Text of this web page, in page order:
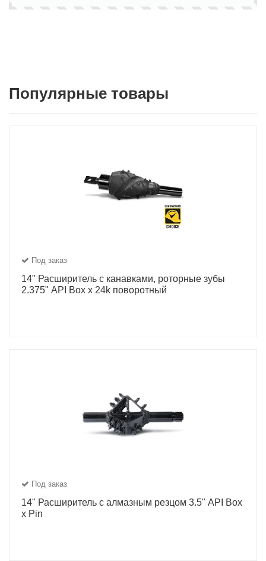
Популярные товары
Под заказ
14" Расширитель с канавками, роторные зубы
2.375" API Box x 24k поворотный
Под заказ
14" Расширитель с алмазным резцом 3.5" API Box
x Pin